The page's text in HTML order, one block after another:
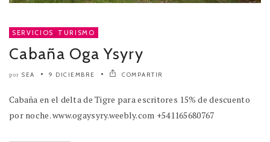
SERVICIOS , TURISMO
Cabaña Oga Ysyry
por SEA 9 DICIEMBRE COMPARTIR
Cabaña en el delta de Tigre para escritores 15% de descuento
por noche. www.ogaysyry.weebly.com +541165680767